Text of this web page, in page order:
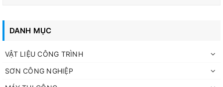
DANH MỤC
VẬT LIỆU CÔNG TRÌNH
SƠN CÔNG NGHIỆP